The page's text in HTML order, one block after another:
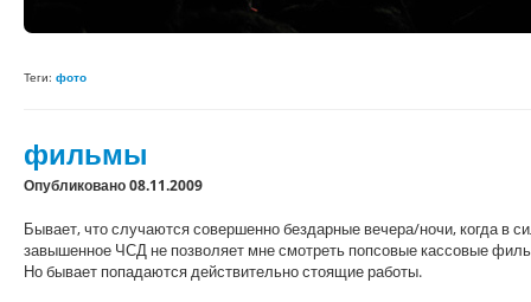
Теги: фото
фильмы
Опубликовано 08.11.2009
Бывает, что случаются совершенно бездарные вечера/ночи, когда в
завышенное ЧСД не позволяет мне смотреть попсовые кассовые
Но бывает попадаются действительно стоящие работы.